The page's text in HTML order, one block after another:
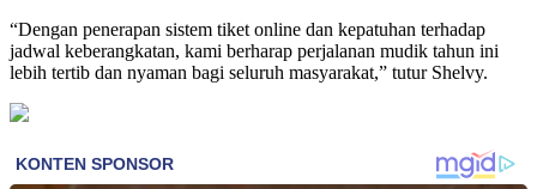
“Dengan penerapan sistem tiket online dan kepatuhan terhadap
jadwal keberangkatan, kami berharap perjalanan mudik tahun ini
lebih tertib dan nyaman bagi seluruh masyarakat,” tutur Shelvy.